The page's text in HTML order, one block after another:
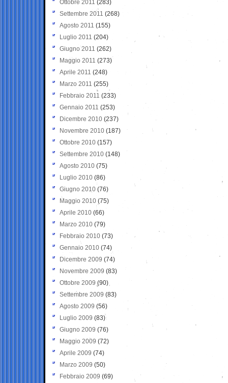
Ottobre 2011 (283)
Settembre 2011 (268)
Agosto 2011 (155)
Luglio 2011 (204)
Giugno 2011 (262)
Maggio 2011 (273)
Aprile 2011 (248)
Marzo 2011 (255)
Febbraio 2011 (233)
Gennaio 2011 (253)
Dicembre 2010 (237)
Novembre 2010 (187)
Ottobre 2010 (157)
Settembre 2010 (148)
Agosto 2010 (75)
Luglio 2010 (86)
Giugno 2010 (76)
Maggio 2010 (75)
Aprile 2010 (66)
Marzo 2010 (79)
Febbraio 2010 (73)
Gennaio 2010 (74)
Dicembre 2009 (74)
Novembre 2009 (83)
Ottobre 2009 (90)
Settembre 2009 (83)
Agosto 2009 (56)
Luglio 2009 (83)
Giugno 2009 (76)
Maggio 2009 (72)
Aprile 2009 (74)
Marzo 2009 (50)
Febbraio 2009 (69)